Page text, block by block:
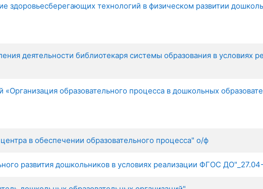
здоровьесберегающих технологий в физическом развитии
деятельности библиотекаря системы образования в условиях
образовательного процесса в дошкольных
в обеспечении образовательного процесса" о/ф
развития дошкольников в условиях реализации ФГОС ДО"_27.04-